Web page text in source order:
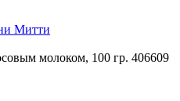
Митти
молоком, 100 гр. 406609